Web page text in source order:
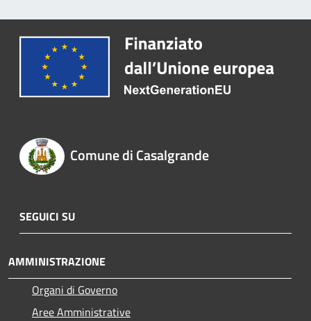
Comune di Casalgrande
SEGUICI SU
AMMINISTRAZIONE
Organi di Governo
Aree Amministrative